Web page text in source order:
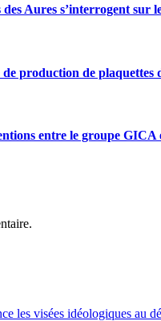
Aures s’interrogent
production de plaquettes
entre le groupe GICA
les visées idéologiques au